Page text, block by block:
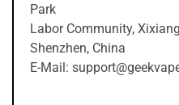
Park
Labor Community,
Shenzhen, China
E-Mail: